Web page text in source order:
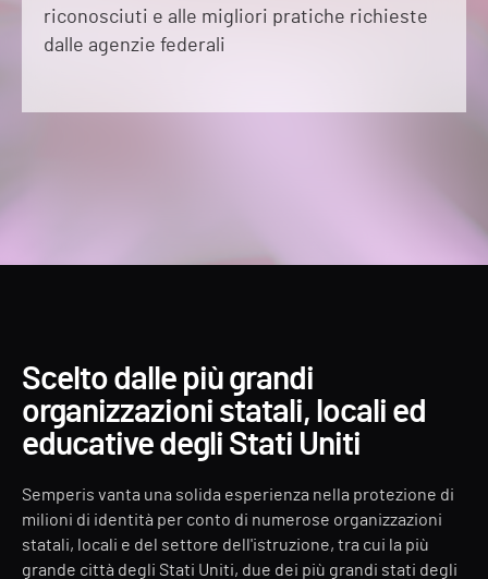
riconosciuti e alle migliori pratiche richieste
dalle agenzie federali
Scelto dalle più grandi
organizzazioni statali, locali ed
educative degli Stati Uniti
Semperis vanta una solida esperienza nella protezione di
milioni di identità per conto di numerose organizzazioni
statali, locali e del settore dell'istruzione, tra cui la più
grande città degli Stati Uniti, due dei più grandi stati degli